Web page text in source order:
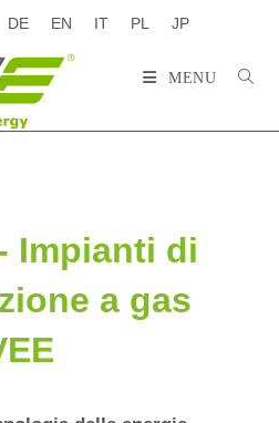
DE EN IT PL JP
MENU
Impianti di
a gas